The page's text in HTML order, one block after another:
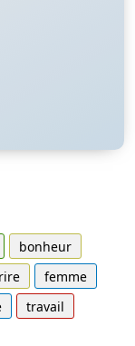
bonheur
femme
travail